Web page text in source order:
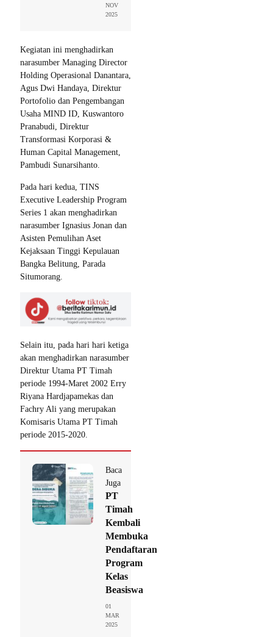
NOV
2025
Kegiatan ini menghadirkan
narasumber Managing Director
Holding Operasional Danantara,
Agus Dwi Handaya, Direktur
Portofolio dan Pengembangan
Usaha MIND ID, Kuswantoro
Pranabudi, Direktur
Transformasi Korporasi &
Human Capital Management,
Pambudi Sunarsihanto.
Pada hari kedua, TINS
Executive Leadership Program
Series 1 akan menghadirkan
narasumber Ignasius Jonan dan
Asisten Pemulihan Aset
Kejaksaan Tinggi Kepulauan
Bangka Belitung, Parada
Situmorang.
Selain itu, pada hari hari ketiga
akan menghadirkan narasumber
Direktur Utama PT Timah
periode 1994-Maret 2002 Erry
Riyana Hardjapamekas dan
Fachry Ali yang merupakan
Komisaris Utama PT Timah
periode 2015-2020.
Baca
Juga
PT
Timah
Kembali
Membuka
Pendaftaran
Program
Kelas
Beasiswa
01
MAR
2025